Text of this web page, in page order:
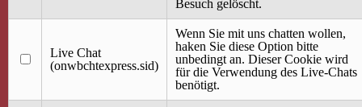
40 Jahre Mütterzentrum
Terminkalender
Gemeinsam aktiv
Gemeinsam unterwegs
wirFAIRändern
Besuch gelöscht.
Live Chat
(onwbchtexpress.sid)
Wenn Sie mit uns chatten wollen,
haken Sie diese Option bitte
unbedingt an. Dieser Cookie wird
für die Verwendung des Live-Chats
benötigt.